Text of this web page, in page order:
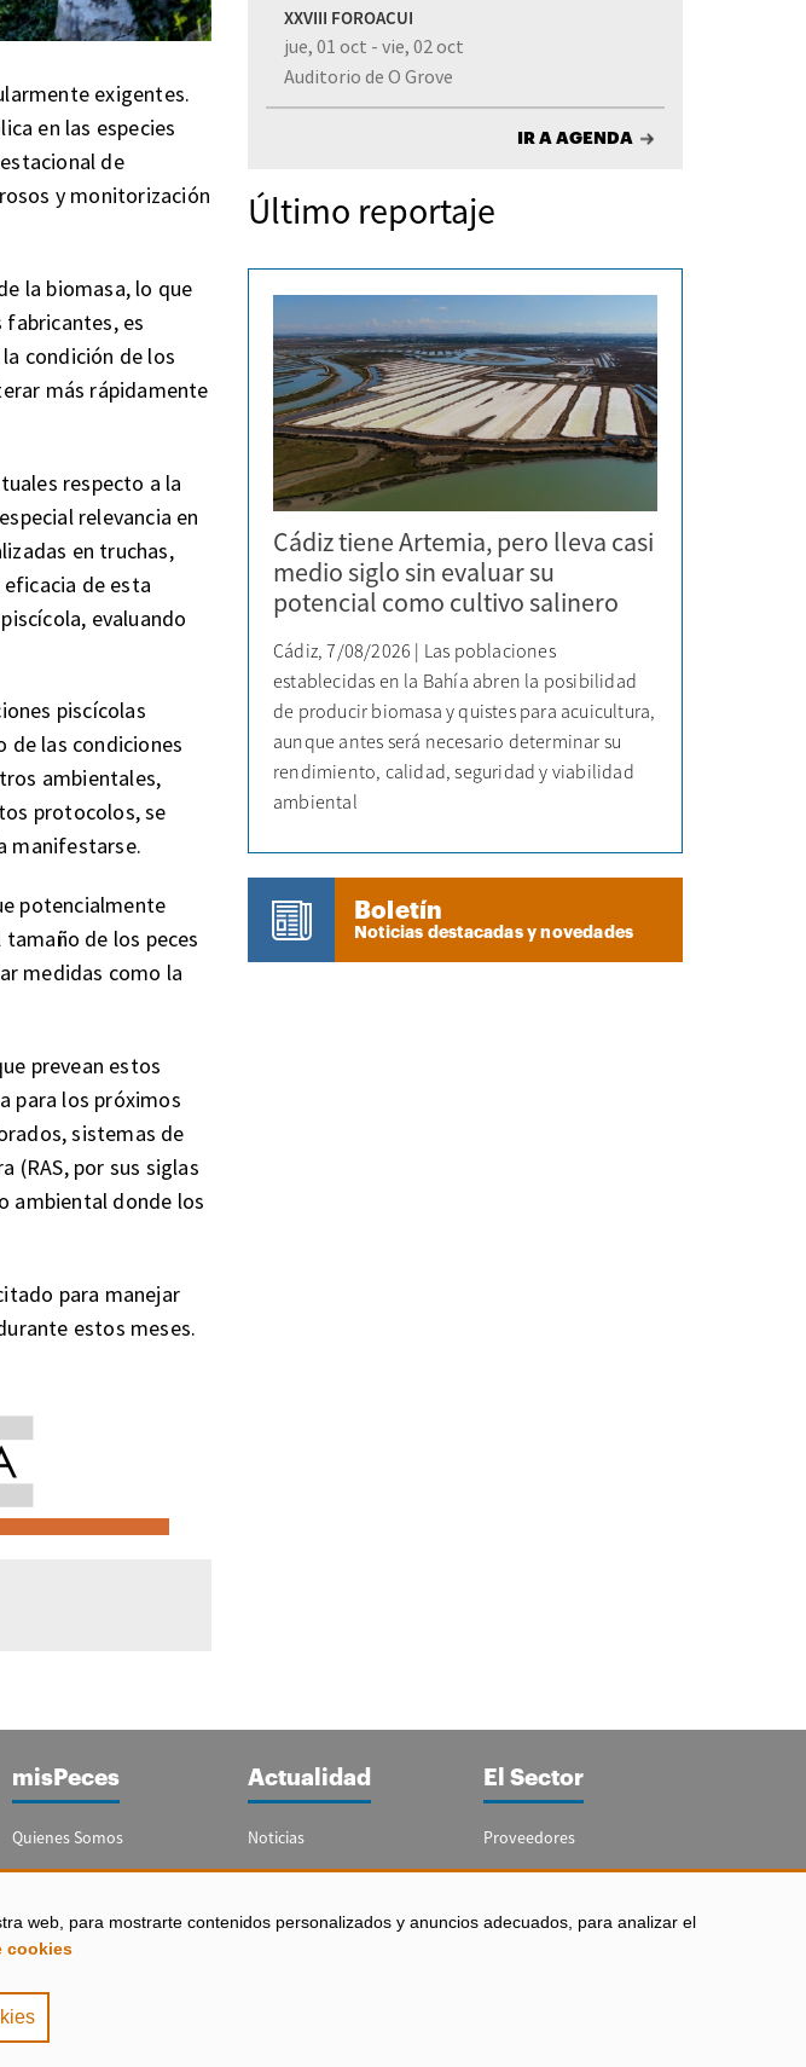
web, para mostrarte contenidos personalizados y anuncios adecuados, para analizar el
cookies
exigentes.
en las especies
de
y monitorización
la biomasa, lo que
fabricantes, es
condición de los
más rápidamente
respecto a la
relevancia en
en truchas,
de esta
evaluando
piscícolas
de las condiciones
ambientales,
protocolos, se
manifestarse.
potencialmente
de los peces
medidas como la
prevean estos
para los próximos
sistemas de
(RAS, por sus siglas
ambiental donde los
para manejar
estos meses.
XXVIII FOROACUI
jue, 01 oct - vie, 02 oct
Auditorio de O Grove
IR A AGENDA
Último reportaje
Cádiz tiene Artemia, pero lleva casi
medio siglo sin evaluar su
potencial como cultivo salinero
Cádiz, 7/08/2026 | Las poblaciones
establecidas en la Bahía abren la posibilidad
de producir biomasa y quistes para acuicultura,
aunque antes será necesario determinar su
rendimiento, calidad, seguridad y viabilidad
ambiental
Boletín
Noticias destacadas y novedades
misPeces
Quienes Somos
Publicidad
Contacto
Configurar Cookies
Actualidad
Noticias
Reportajes
Boletín Acuicultura
El Sector
Proveedores
Guía del Sector
Legislación
Copyright 2000 - 2026. Todos los derechos reservados